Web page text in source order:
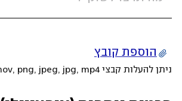
הוספת קובץ
ניתן להעלות קבצי mov, png, jpeg, jpg, mp4 עד 200MB